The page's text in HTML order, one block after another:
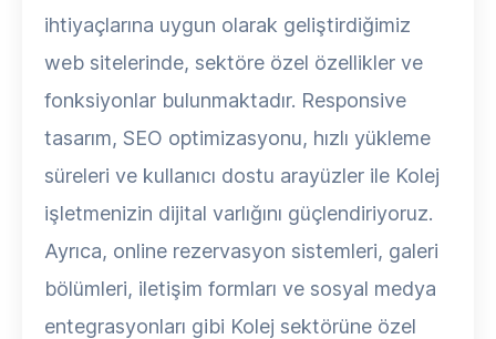
ihtiyaçlarına uygun olarak geliştirdiğimiz
web sitelerinde, sektöre özel özellikler ve
fonksiyonlar bulunmaktadır. Responsive
tasarım, SEO optimizasyonu, hızlı yükleme
süreleri ve kullanıcı dostu arayüzler ile Kolej
işletmenizin dijital varlığını güçlendiriyoruz.
Ayrıca, online rezervasyon sistemleri, galeri
bölümleri, iletişim formları ve sosyal medya
entegrasyonları gibi Kolej sektörüne özel